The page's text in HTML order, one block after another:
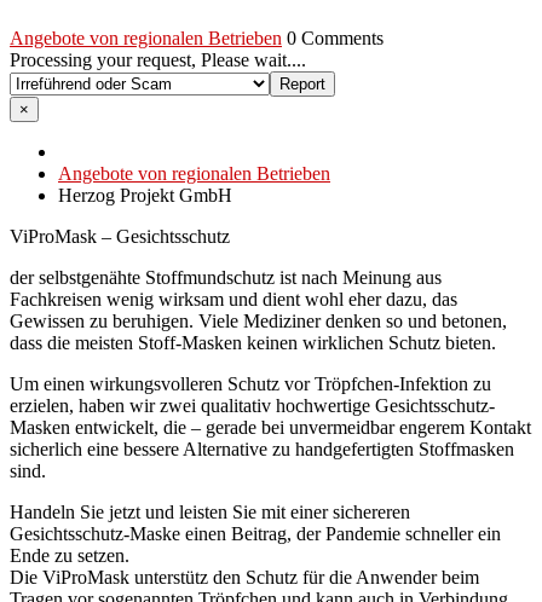
Angebote von regionalen Betrieben 0 Comments
Processing your request, Please wait....
×
Angebote von regionalen Betrieben
Herzog Projekt GmbH
ViProMask – Gesichtsschutz
der selbstgenähte Stoffmundschutz ist nach Meinung aus
Fachkreisen wenig wirksam und dient wohl eher dazu, das
Gewissen zu beruhigen. Viele Mediziner denken so und betonen,
dass die meisten Stoff-Masken keinen wirklichen Schutz bieten.
Um einen wirkungsvolleren Schutz vor Tröpfchen-Infektion zu
erzielen, haben wir zwei qualitativ hochwertige Gesichtsschutz-
Masken entwickelt, die – gerade bei unvermeidbar engerem Kontakt
sicherlich eine bessere Alternative zu handgefertigten Stoffmasken
sind.
Handeln Sie jetzt und leisten Sie mit einer sichereren
Gesichtsschutz-Maske einen Beitrag, der Pandemie schneller ein
Ende zu setzen.
Die ViProMask unterstütz den Schutz für die Anwender beim